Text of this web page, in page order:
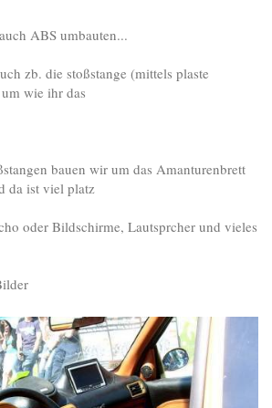
ABS umbauten...
zb. die stoßstange (mittels plaste
wie ihr das
bauen wir um das Amanturenbrett
da ist viel platz
oder Bildschirme, Lautsprcher und vieles